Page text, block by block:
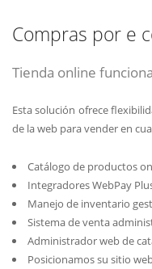
Compras por e
Tienda online
Esta solución ofrece
de la web para vender en
Catálogo de productos
Integradores WebPay
Manejo de inventario
Sistema de venta
Administrador web de
Posicionamos su sitio